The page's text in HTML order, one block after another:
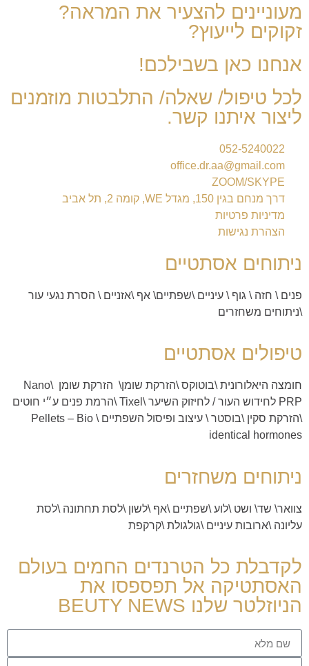
מעוניינים להצעיר את המראה?
זקוקים לייעוץ?
אנחנו כאן בשבילכם!
לכל טיפול/ שאלה/ התלבטות מוזמנים
ליצור איתנו קשר.
052-5240022
office.dr.aa@gmail.com
ZOOM/SKYPE
דרך מנחם בגין 150, מגדל WE, קומה 2, תל אביב
מדיניות פרטיות
הצהרת נגישות
ניתוחים אסתטיים
פנים \ חזה \ גוף \ עיניים \שפתיים\ אף \אזניים \ הסרת נגעי עור
\ניתוחים משחזרים
טיפולים אסתטיים
חומצה היאלורונית \בוטוקס \הזרקת שומן\ הזרקת שומן Nano \
PRP לחידוש העור
/ לחיזוק השיער \
Tixel
\הרמת פנים ע״י חוטים
\הזרקת סקין \בוסטר \ עיצוב ופיסול השפתיים \ Pellets – Bio
identical hormones
ניתוחים משחזרים
צוואר\ שד\ ושט \לוע \שפתיים \אף \לשון \לסת תחתונה \לסת
עליונה \ארובות עיניים \גולגולת \קרקפת
לקדבלת כל הטרנדים החמים בעולם
האסתטיקה אל תפספסו את
הניוזלטר שלנו BEUTY NEWS